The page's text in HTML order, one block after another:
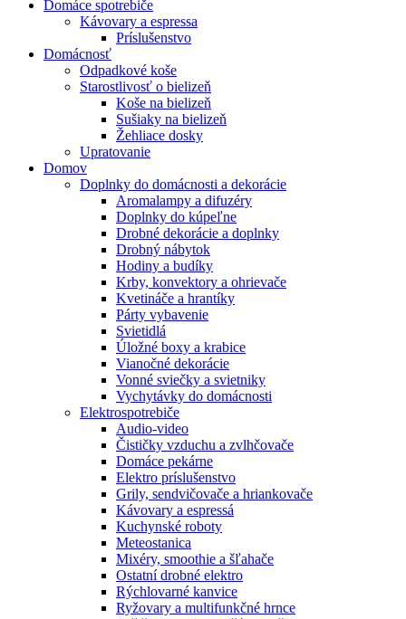
Domáce spotrebiče
Kávovary a espressa
Príslušenstvo
Domácnosť
Odpadkové koše
Starostlivosť o bielizeň
Koše na bielizeň
Sušiaky na bielizeň
Žehliace dosky
Upratovanie
Domov
Doplnky do domácnosti a dekorácie
Aromalampy a difuzéry
Doplnky do kúpeľne
Drobné dekorácie a doplnky
Drobný nábytok
Hodiny a budíky
Krby, konvektory a ohrievače
Kvetináče a hrantíky
Párty vybavenie
Svietidlá
Úložné boxy a krabice
Vianočné dekorácie
Vonné sviečky a svietniky
Vychytávky do domácnosti
Elektrospotrebiče
Audio-video
Čističky vzduchu a zvlhčovače
Domáce pekárne
Elektro príslušenstvo
Grily, sendvičovače a hriankovače
Kávovary a espressá
Kuchynské roboty
Meteostanica
Mixéry, smoothie a šľahače
Ostatní drobné elektro
Rýchlovarné kanvice
Ryžovary a multifunkčné hrnce